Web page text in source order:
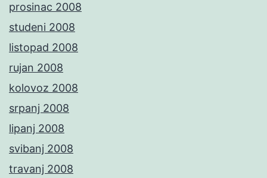
prosinac 2008
studeni 2008
listopad 2008
rujan 2008
kolovoz 2008
srpanj 2008
lipanj 2008
svibanj 2008
travanj 2008